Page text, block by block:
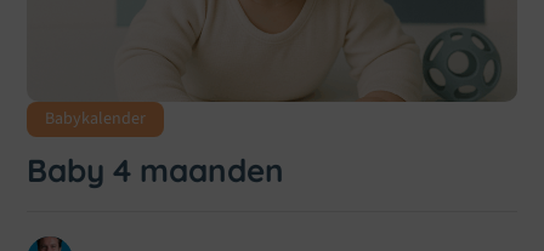
Babykalender
Baby 4 maanden